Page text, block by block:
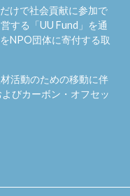
けで社会貢献に参加で
する「UU Fund 」を通
NPO団体に寄付する取
活動のための移動に伴
びカーボン・オフセッ